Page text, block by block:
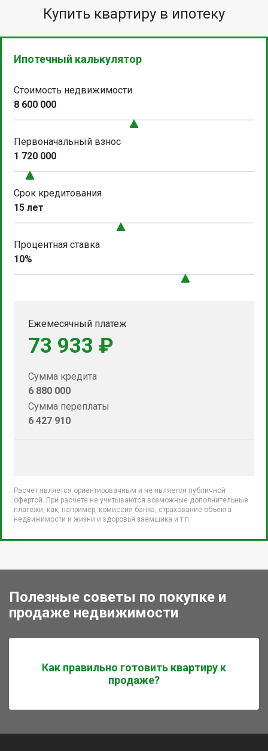
Купить квартиру в ипотеку
Ипотечный калькулятор
Стоимость недвижимости
8 600 000
Первоначальный взнос
1 720 000
Срок кредитования
15 лет
Процентная ставка
10%
Ежемесячный платеж
73 933 ₽
Сумма кредита
6 880 000
Сумма переплаты
6 427 910
Расчет является ориентировачным и не является публичной
офертой. При расчете не учитываются возможные дополнительные
платежи, как, например, комиссия банка, страхование объекта
недвижимости и жизни и здоровья заемщика и т.п.
Полезные советы по покупке и
продаже недвижимости
Как правильно готовить квартиру к
продаже?